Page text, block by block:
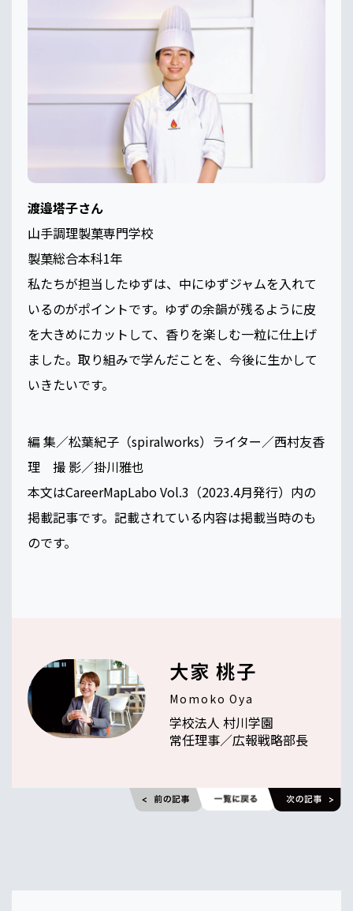
渡邉塔子さん
山手調理製菓専門学校
製菓総合本科1年
私たちが担当したゆずは、中にゆずジャムを入れて
いるのがポイントです。ゆずの余韻が残るように皮
を大きめにカットして、香りを楽しむ一粒に仕上げ
ました。取り組みで学んだことを、今後に生かして
いきたいです。
編 集／松葉紀子（spiralworks）ライター／西村友香
理 撮 影／掛川雅也
本文はCareerMapLabo Vol.3（2023.4月発行）内の
掲載記事です。記載されている内容は掲載当時のも
のです。
大家 桃子
Momoko Oya
学校法人 村川学園
常任理事／広報戦略部長